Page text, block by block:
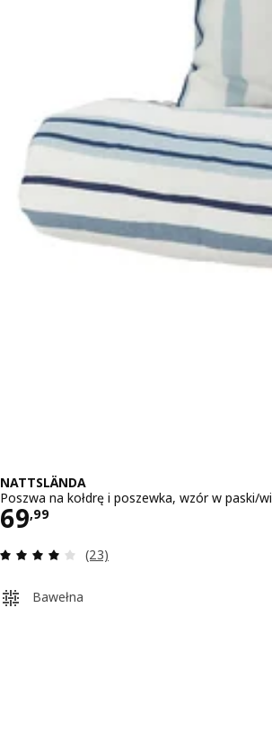
NATTSLÄNDA
Poszwa na kołdrę i poszewka, wzór w paski/
69,99
Cena 69,99
Recenzja: 4 z 5 gwiazdki.
(23)
Bawełna